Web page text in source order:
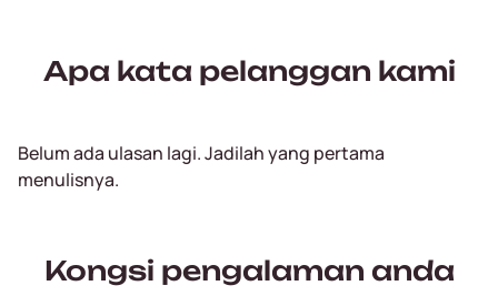
Apa kata pelanggan kami
Belum ada ulasan lagi. Jadilah yang pertama
menulisnya.
Kongsi pengalaman anda